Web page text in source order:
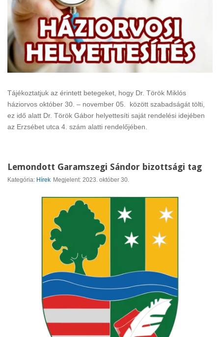
Tájékoztatjuk az érintett betegeket, hogy Dr. Török Miklós
háziorvos október 30. – november 05. között szabadságát tölti,
ez idő alatt Dr. Török Gábor helyettesíti saját rendelési idejében
az Erzsébet utca 4. szám alatti rendelőjében.
Lemondott Garamszegi Sándor bizottsági tag
Kategória: Hírek Megjelent: 2023. október 30.